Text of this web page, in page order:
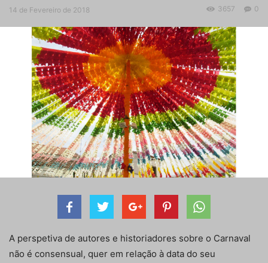
14 de Fevereiro de 2018 0
3657
A perspetiva de autores e historiadores sobre o Carnaval
não é consensual, quer em relação à data do seu